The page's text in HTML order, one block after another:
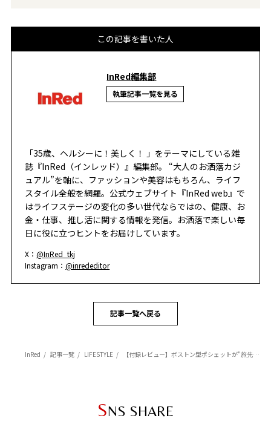
この記事を書いた人
InRed編集部
執筆記事一覧を見る
「35歳、ヘルシーに！美しく！ 」をテーマにしている雑
誌『InRed（インレッド）』編集部。 “大人のお洒落カジ
ュアル”を軸に、ファッションや美容はもちろん、ライフ
スタイル全般を網羅。公式ウェブサイト『InRed web』で
はライフステージの変化の多い世代ならではの、健康、お
金・仕事、推し活に関する情報を発信。お洒落で楽しい毎
日に役に立つヒントをお届けしています。
X：@InRed_tkj
Instagram：@inrededitor
記事一覧へ戻る
InRed 記事一覧 LIFESTYLE 【付録レビュー】ボストン型ポシェットが"旅先で大活躍"した理由！インレッド12月号増刊・コールマン×ハローキティ付録
SNS SHARE